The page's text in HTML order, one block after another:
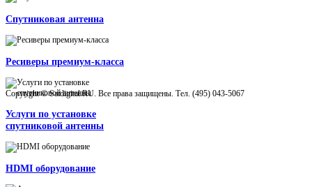
Спутниковая антенна
Ресиверы премиум-класса
Услуги по установке
спутниковой антенны
HDMI оборудование
Copyright © Satdigital.RU. Все права защищены. Тел. (495) 043-5067